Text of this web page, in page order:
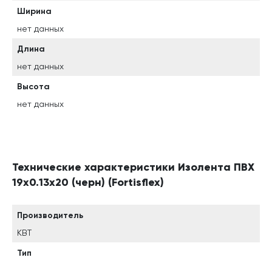
Ширина
нет данных
Длина
нет данных
Высота
нет данных
Технические характеристики Изолента ПВХ
19х0.13x20 (черн) (Fortisflex)
Производитель
КВТ
Тип